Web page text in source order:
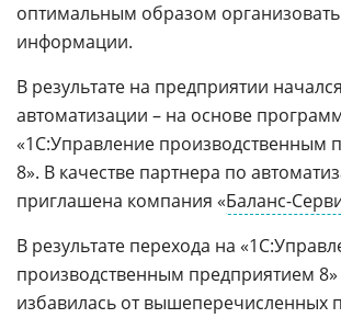
оптимальным образом
информации.
В результате на предприятии
автоматизации – на основе
«1С:Управление производственным
8». В качестве партнера по
приглашена компания «Баланс-
В результате перехода на
производственным предприятием 8»
избавилась от вышеперечисленных